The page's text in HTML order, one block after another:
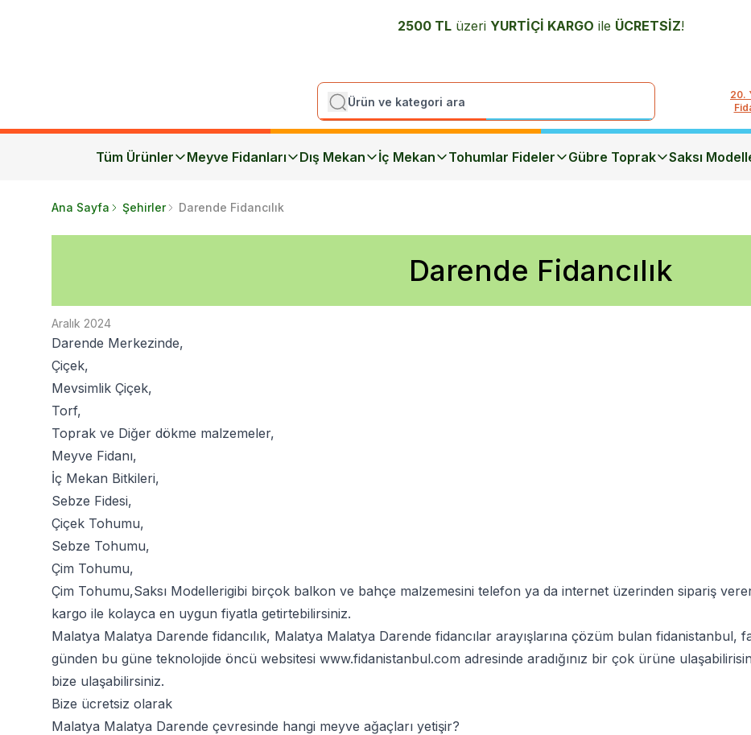
2500 TL üzeri YURTİÇİ KARGO ile ÜCRETSİZ!
20.
Tüm Ürünler Meyve Fidanları Dış Mekan İç Mekan Tohumlar Fideler Gübre Toprak Saksı
Ana Sayfa Şehirler Darende Fidancılık
Darende Fidancılık
Aralık 2024
Darende Merkezinde,
Çiçek,
Mevsimlik Çiçek,
Torf,
Toprak ve Diğer dökme malzemeler,
Meyve Fidanı,
İç Mekan Bitkileri,
Sebze Fidesi,
Çiçek Tohumu,
Sebze Tohumu,
Çim Tohumu,
Çim Tohumu,Saksı Modellerigibi birçok balkon ve bahçe malzemesini telefon ya da internet üzerinden sipariş
kargo ile kolayca en uygun fiyatla getirtebilirsiniz.
Malatya Malatya Darende fidancılık, Malatya Malatya Darende fidancılar arayışlarına çözüm bulan fidanistanbul,
günden bu güne teknolojide öncü websitesi www.fidanistanbul.com adresinde aradığınız bir çok ürüne
bize ulaşabilirsiniz.
Bize ücretsiz olarak
Malatya Malatya Darende çevresinde hangi meyve ağaçları yetişir?